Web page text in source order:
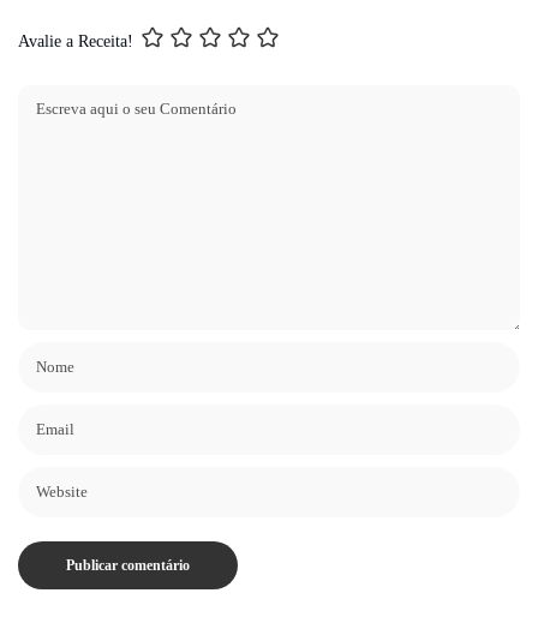
Avalie a Receita!